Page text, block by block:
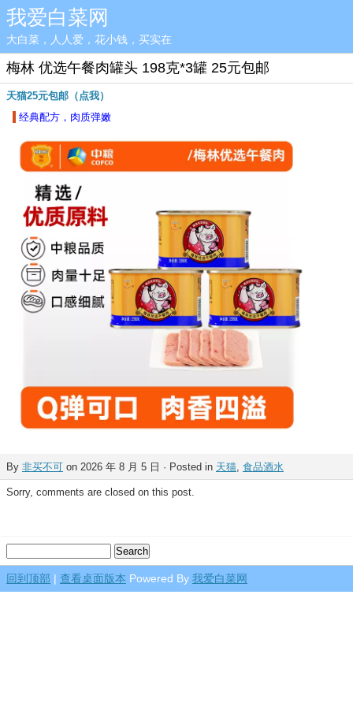
我爱白菜网
大白菜，人人爱，花小钱，买实在
梅林 优选午餐肉罐头 198克*3罐 25元包邮
天猫25元包邮（点我）
经典配方，肉质弹嫩
By 非买不可 on 2026 年 8 月 5 日 · Posted in 天猫, 食品酒水
Sorry, comments are closed on this post.
回到顶部 | 查看桌面版本 Powered By 我爱白菜网